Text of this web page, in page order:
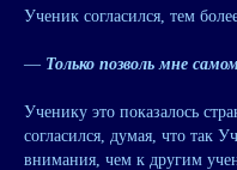
Ученик согласился, тем
— Только позволь мне
Ученику это показалось
согласился, думая, что так
внимания, чем к другим